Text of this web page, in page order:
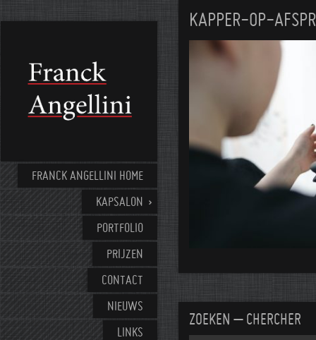
FRANCK ANGELLINI HOME
KAPSALON
PORTFOLIO
PRIJZEN
CONTACT
NIEUWS
LINKS
KAPPER-OP-
ZOEKEN – CHERCHER